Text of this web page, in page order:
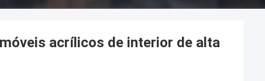
acrílicos de interior de alta